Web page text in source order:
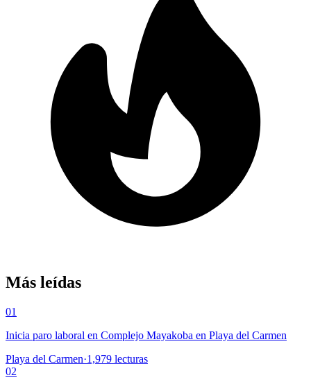
Más leídas
01
Inicia paro laboral en Complejo Mayakoba en Playa del Carmen
Playa del Carmen·1,979 lecturas
02